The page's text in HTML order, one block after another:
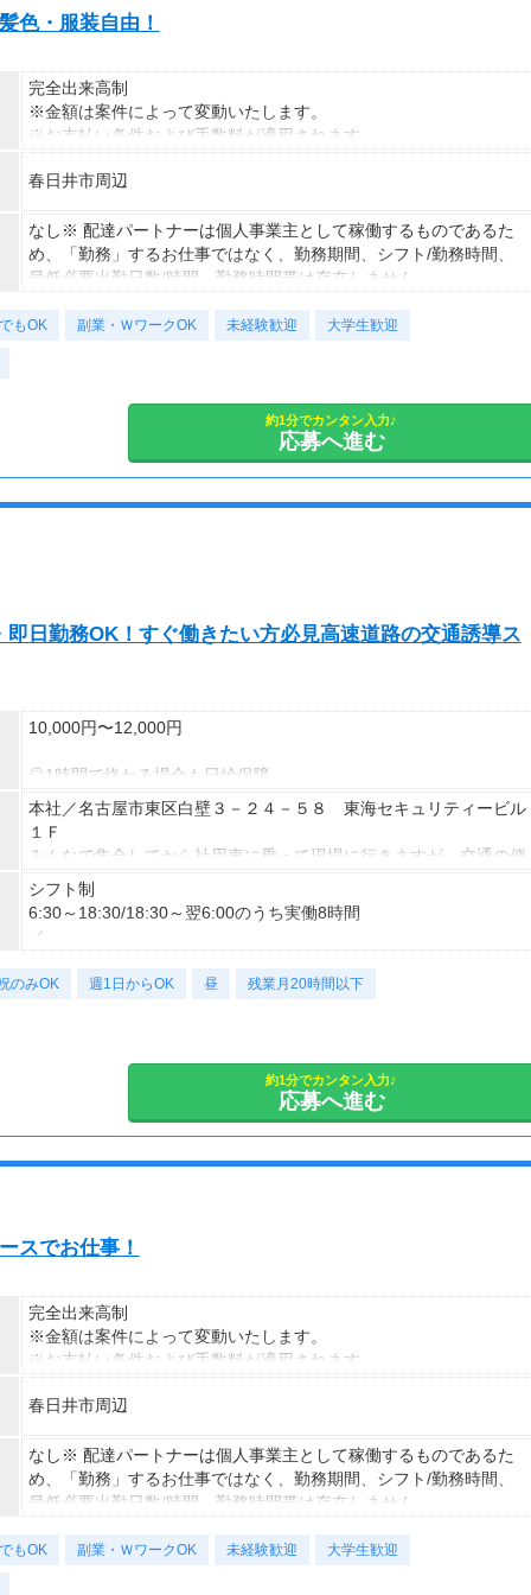
色・服装自由！
完全出来高制
※金額は案件によって変動いたします。
※お支払い条件および手数料が適用されます
春日井市周辺
なし※ 配達パートナーは個人事業主として稼働するものであるた
め、「勤務」するお仕事ではなく、勤務期間、シフト/勤務時間、
最低必要出勤日数/時間、勤務時間帯は存在しません。
もOK 副業・ＷワークOK 未経験歓迎 大学生歓迎
約1分でカンタン入力♪
応募へ進む
日勤務OK！すぐ働きたい方必見高速道路の交通誘導ス
10,000円〜12,000円
◎1時間で終わる場合も日給保障
◎交通誘導2級持ちの方は日給＋500円
試用期間：30日
日給
8,700円
試用期間基本給：8,700円
8.0
本社／名古屋市東区白壁３－２４－５８ 東海セキュリティービル
１Ｆ
みんなで集合してから社用車に乗って現場に行きますが、交通の便
もよく出社しやすいですよ！
もちろん車・バイク通勤もＯＫ◎
入寮した方は下に降りるだけなので通勤０分でラクラクです♪
入寮希望の方は週5日以上の勤務、通勤される方は週1日～の勤務
でＯＫです！
シフト制
6:30～18:30/18:30～翌6:00のうち実働8時間
／
月0日のタイミングがあっても大丈夫♪
月20日×3か月：年間60日
※現場によって勤務時間は変動いたします。
◆平日のみの勤務ですが、まれに土日祝の勤務をお願いする場合も
ございます。その際も、スタッフ同士協力し合いながら働いてくれ
ています♪
のみOK 週1日からOK 昼 残業月20時間以下
約1分でカンタン入力♪
応募へ進む
スでお仕事！
完全出来高制
※金額は案件によって変動いたします。
※お支払い条件および手数料が適用されます
春日井市周辺
なし※ 配達パートナーは個人事業主として稼働するものであるた
め、「勤務」するお仕事ではなく、勤務期間、シフト/勤務時間、
最低必要出勤日数/時間、勤務時間帯は存在しません。
もOK 副業・ＷワークOK 未経験歓迎 大学生歓迎